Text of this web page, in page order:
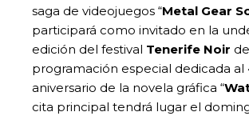
saga de videojuegos “Metal Gear
participará como invitado en la
edición del festival Tenerife Noir
programación especial dedicada al
aniversario de la novela gráfica “
cita principal tendrá lugar el